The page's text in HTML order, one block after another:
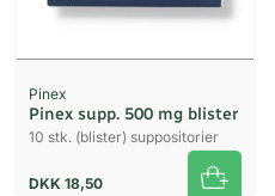
Pinex
Pinex supp. 500 mg blister
10 stk. (blister) suppositorier
DKK 18,50